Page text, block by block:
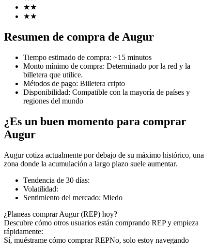
Futuros COIN-M
Futuros de criptomonedas
TradFi
primas
★★
★★
Resumen de compra de Augur
Tiempo estimado de compra: ~15 minutos
Monto mínimo de compra: Determinado por la red y la
billetera que utilice.
Métodos de pago: Billetera cripto
Disponibilidad: Compatible con la mayoría de países y
regiones del mundo
¿Es un buen momento para comprar
Augur
Augur cotiza actualmente por debajo de su máximo histórico, una
zona donde la acumulación a largo plazo suele aumentar.
Tendencia de 30 días:
Volatilidad:
Sentimiento del mercado: Miedo
¿Planeas comprar Augur (REP) hoy?
Descubre cómo otros usuarios están comprando REP y empieza
rápidamente:
Sí, muéstrame cómo comprar REPNo, solo estoy navegando